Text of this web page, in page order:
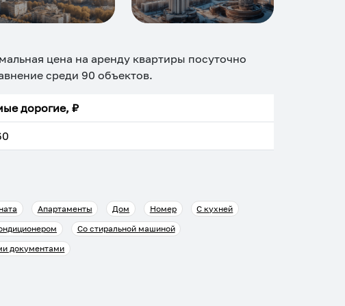
цена на аренду квартиры посуточно
среди 90 объектов.
дорогие, ₽
Апартаменты Дом Номер
С кухней
Со стиральной машиной
документами